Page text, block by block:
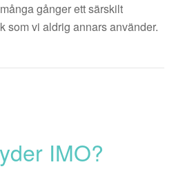
gånger ett särskilt
som vi aldrig annars använder.
IMO?